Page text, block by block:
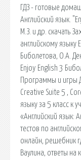
ГДЗ - готовые
Английский язык.
М.З. и др. cкачать
английскому языку
Биболетова, О.А.
Enjoy English 3
Программы и игры
Creative Suite 5 ,
языку за 5 класс к
«Английский язык:
тестов по
онлайн, решебник
Ваулина, ответы на